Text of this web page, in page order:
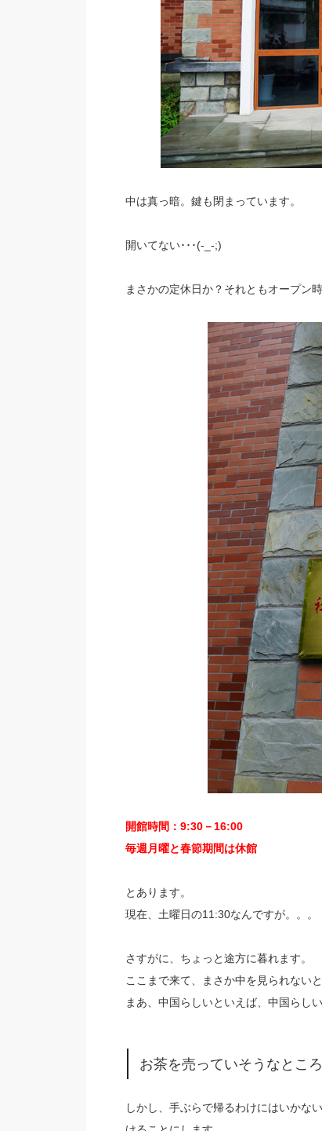
中は真っ暗。鍵も閉まっています。
開いてない･･･(-_-;)
まさかの定休日か？それともオープン
開館時間：9:30－16:00
毎週月曜と春節期間は休館
とあります。
現在、土曜日の11:30なんですが。。。
さすがに、ちょっと途方に暮れます。
ここまで来て、まさか中を見られないと
まあ、中国らしいといえば、中国らしい
お茶を売っていそうなとこ
しかし、手ぶらで帰るわけにはいかな